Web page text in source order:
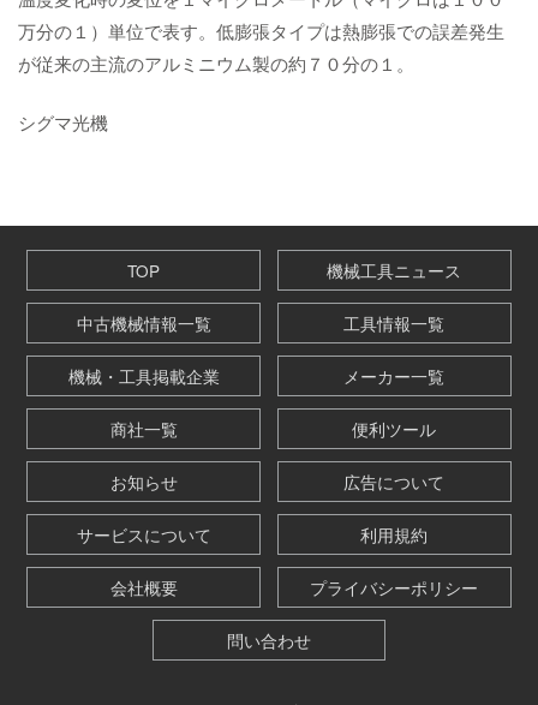
万分の１）単位で表す。低膨張タイプは熱膨張での誤差発生
が従来の主流のアルミニウム製の約７０分の１。
シグマ光機
TOP 機械工具ニュース
中古機械情報一覧 工具情報一覧
機械・工具掲載企業 メーカー一覧
商社一覧 便利ツール
お知らせ 広告について
サービスについて 利用規約
会社概要 プライバシーポリシー
問い合わせ